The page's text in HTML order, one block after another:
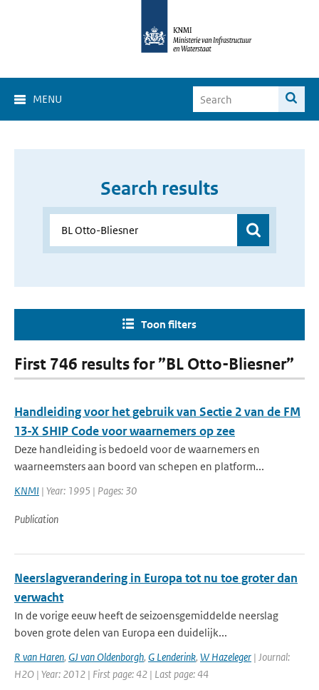
MENU
Search results
Toon filters
First 746 results for ”BL Otto-Bliesner”
Handleiding voor het gebruik van Sectie 2 van de FM
13-X SHIP Code voor waarnemers op zee
Deze handleiding is bedoeld voor de waarnemers en
waarneemsters aan boord van schepen en platform...
KNMI | Year: 1995 | Pages: 30
Publication
Neerslagverandering in Europa tot nu toe groter dan
verwacht
In de vorige eeuw heeft de seizoensgemiddelde neerslag
boven grote delen van Europa een duidelijk...
R van Haren, GJ van Oldenborgh, G Lenderink, W Hazeleger | Journal:
H2O | Year: 2012 | First page: 42 | Last page: 44